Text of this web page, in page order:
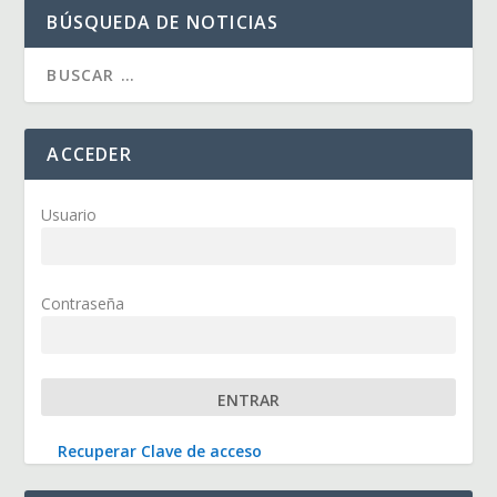
BÚSQUEDA DE NOTICIAS
ACCEDER
Usuario
Contraseña
Recuperar Clave de acceso